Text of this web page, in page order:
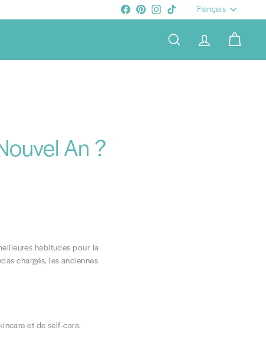
Facebook
PinterestInstagram
TikTokLangue
Français
RECHERCHERCOMPTEPANIER
An ?
habitudes pour la
chargés, les anciennes
et de self-care.